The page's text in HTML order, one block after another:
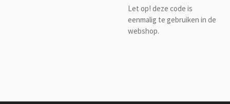
Let op! deze code is
eenmalig te gebruiken in de
webshop.